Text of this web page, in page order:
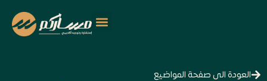
العودة الى صفحة المواضيع